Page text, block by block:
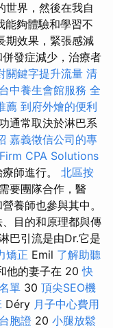
世界，然後在我自
能夠體驗和學習不
期效果，緊張感減
發症減少，治療者
關鍵字提升流量 清
台中養生會館服務 全
薦 到府外燴的便利
通常取決於淋巴系
嘉義徵信公司的專
CPA Solutions
師進行。 北區按
要團隊合作，醫
養師也參與其中。
目的和原理都與傳
巴引流是由Dr.它是
矯正 Emil 了解助聽
他的妻子在 20快
單 30 頂尖SEO機
Déry 月子中心費用
胞證 20 小腿放鬆